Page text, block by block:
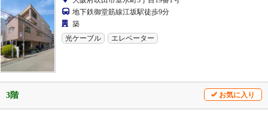
地下鉄御堂筋線江坂駅徒歩9分
築
光ケーブル
エレベーター
3階 お気に入り